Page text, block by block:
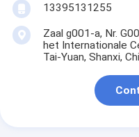
13395131255
Zaal g001-a, Nr.
het Internationale
Tai-Yuan, Shanxi,